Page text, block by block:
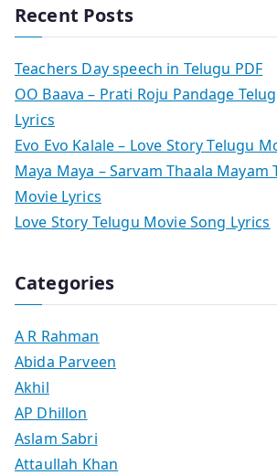
Recent Posts
Teachers Day speech in Telugu PDF
OO Baava – Prati Roju Pandage
Lyrics
Evo Evo Kalale – Love Story Telugu
Maya Maya – Sarvam Thaala Mayam
Movie Lyrics
Love Story Telugu Movie Song Lyrics
Categories
A R Rahman
Abida Parveen
Akhil
AP Dhillon
Aslam Sabri
Attaullah Khan